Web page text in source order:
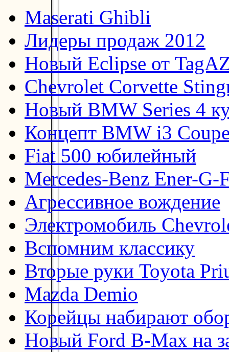
Maserati Ghibli
Лидеры продаж 2012
Новый Eclipse от
Chevrolet Corvette
Новый BMW Series 4
Концепт BMW i3
Fiat 500 юбилейный
Mercedes-Benz Ener-G-
Агрессивное вождение
Электромобиль
Вспомним классику
Вторые руки Toyota
Mazda Demio
Корейцы набирают
Новый Ford B-Max на